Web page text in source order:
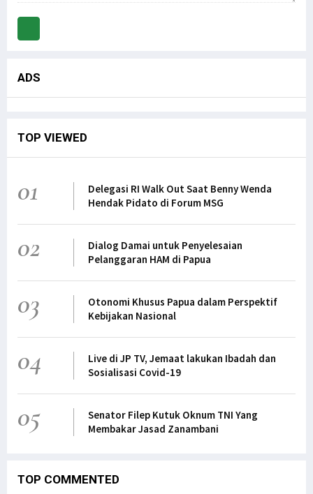
ADS
TOP VIEWED
01
Delegasi RI Walk Out Saat Benny Wenda
Hendak Pidato di Forum MSG
02
Dialog Damai untuk Penyelesaian
Pelanggaran HAM di Papua
03
Otonomi Khusus Papua dalam Perspektif
Kebijakan Nasional
04
Live di JP TV, Jemaat lakukan Ibadah dan
Sosialisasi Covid-19
05
Senator Filep Kutuk Oknum TNI Yang
Membakar Jasad Zanambani
TOP COMMENTED